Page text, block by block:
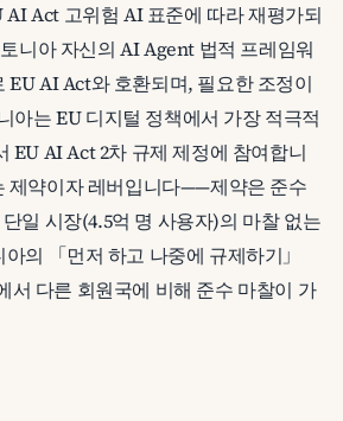
Act 고위험 AI 표준에 따라 재평가되
니아 자신의 AI Agent 법적 프레임워
EU AI Act와 호환되며, 필요한 조정이
아는 EU 디지털 정책에서 가장 적극적
EU AI Act 2차 규제 제정에 참여합니
제약이자 레버입니다——제약은 준수
일 시장(4.5억 명 사용자)의 마찰 없는
의 「먼저 하고 나중에 규제하기」
서 다른 회원국에 비해 준수 마찰이 가